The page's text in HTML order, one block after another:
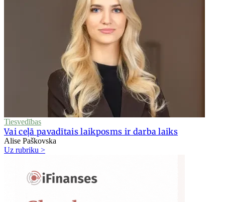
Tiesvedības
Vai ceļā pavadītais laikposms ir darba laiks
Alise Paškovska
Uz rubriku >